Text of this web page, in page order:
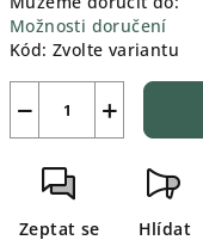
Možnosti doručení
Kód: Zvolte variantu
+
−
Zeptat se Hlídat